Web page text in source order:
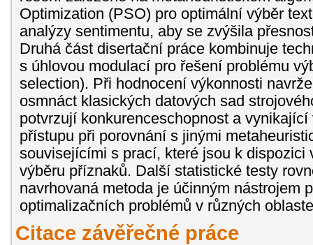
Optimization (PSO) pro optimální výběr
analýzy sentimentu, aby se zvýšila
Druhá část disertační práce kombinuje
s úhlovou modulací pro řešení problému
selection). Při hodnocení výkonnosti
osmnáct klasických datových sad
potvrzují konkurenceschopnost a
přístupu při porovnání s jinými
souvisejícími s prací, které jsou k dispozici
výběru příznaků. Další statistické testy
navrhovaná metoda je účinným nástrojem
optimalizačních problémů v různých
Citace závěřečné práce